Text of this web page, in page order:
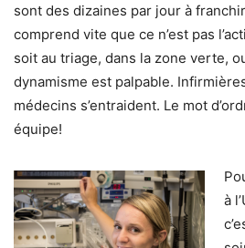
sont des dizaines par jour à
comprend vite que ce n’est pas
soit au triage, dans la zone verte,
dynamisme est palpable.
médecins s’entraident. Le mot
équipe!
à